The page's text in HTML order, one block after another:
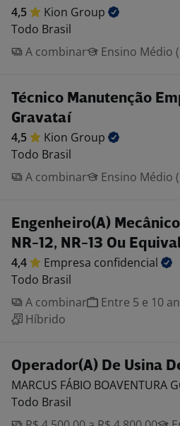
4,5 Kion Group
Todo Brasil
A combinar
Ensino Médio
Técnico Manutenção
Gravataí
4,5 Kion Group
Todo Brasil
A combinar
Ensino Médio
Engenheiro(A)
NR-12, NR-13 Ou
4,4 Empresa confidencial
Todo Brasil
A combinar
Entre 5 e 10
Híbrido
Operador(A) De Usina
MARCUS FÁBIO BOAVENTURA
Todo Brasil